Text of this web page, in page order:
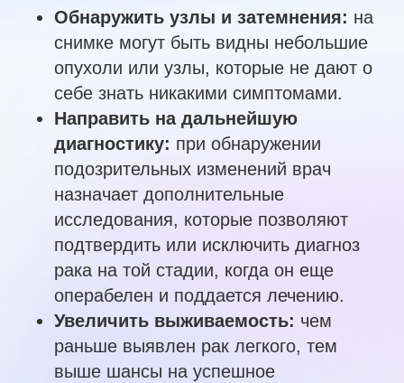
Обнаружить узлы и затемнения: на
снимке могут быть видны небольшие
опухоли или узлы, которые не дают о
себе знать никакими симптомами.
Направить на дальнейшую
диагностику: при обнаружении
подозрительных изменений врач
назначает дополнительные
исследования, которые позволяют
подтвердить или исключить диагноз
рака на той стадии, когда он еще
операбелен и поддается лечению.
Увеличить выживаемость: чем
раньше выявлен рак легкого, тем
выше шансы на успешное